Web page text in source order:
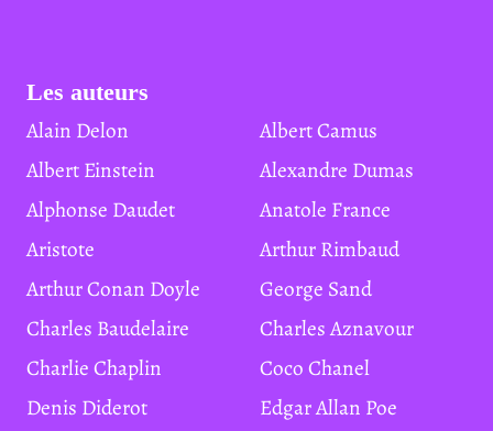
Les auteurs
Alain Delon
Albert Camus
Albert Einstein
Alexandre Dumas
Alphonse Daudet
Anatole France
Aristote
Arthur Rimbaud
Arthur Conan Doyle
George Sand
Charles Baudelaire
Charles Aznavour
Charlie Chaplin
Coco Chanel
Denis Diderot
Edgar Allan Poe